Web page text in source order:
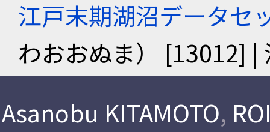
江戸末期湖沼データセ
わおおぬま） [13012] |
Asanobu KITAMOTO,